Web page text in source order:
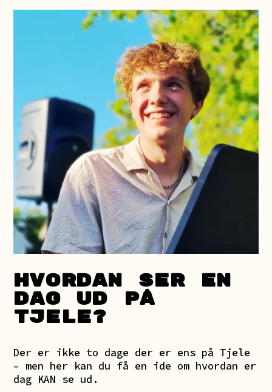
HVORDAN SER EN
DAG UD PÅ
TJELE?
Der er ikke to dage der er ens på Tjele
– men her kan du få en ide om hvordan er
dag KAN se ud.